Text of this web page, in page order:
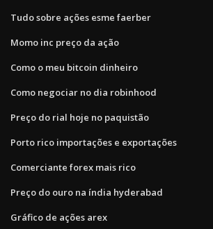
Tudo sobre ações esme faerber
Momo inc preço da ação
Como o meu bitcoin dinheiro
Como negociar no dia robinhood
Preço do rial hoje no paquistão
Porto rico importações e exportações
Comerciante forex mais rico
Preço do ouro na índia hyderabad
Gráfico de ações arex